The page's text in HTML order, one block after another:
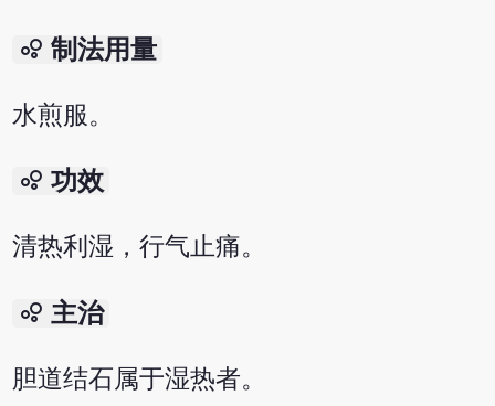
bubble_chart 制法用量
水煎服。
bubble_chart 功效
清热利湿，行气止痛。
bubble_chart 主治
胆道结石属于湿热者。